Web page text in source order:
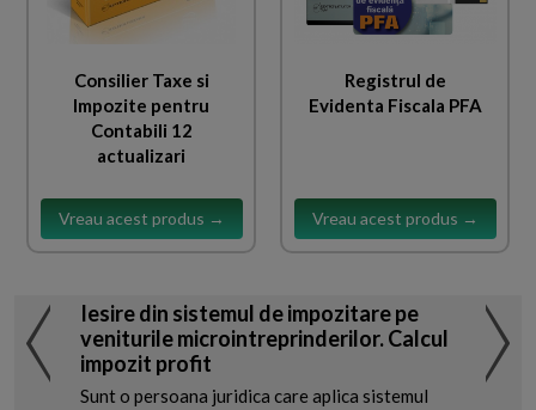
Consilier Taxe si
Impozite pentru
Contabili 12
actualizari
Vreau acest produs →
Registrul de
Evidenta Fiscala PFA
Vreau acest produs →
Iesire din sistemul de impozitare pe
veniturile microintreprinderilor. Calcul
impozit profit
Sunt o persoana juridica care aplica sistemul